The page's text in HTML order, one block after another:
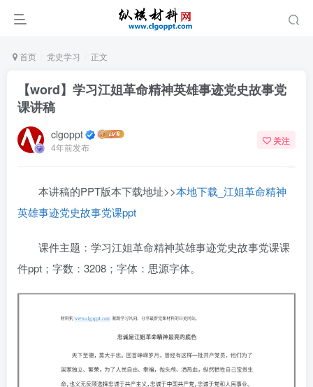
首页 党史学习 正文
【word】学习江姐革命精神英雄事迹党史故事党
课讲稿
clgoppt
4年前发布
关注
本讲稿的PPT版本下载地址>>本地下载_江姐革命精神
英雄事迹党史故事党课ppt
课件主题：学习江姐革命精神英雄事迹党史故事党课课
件ppt；字数：3208；字体：思源字体。